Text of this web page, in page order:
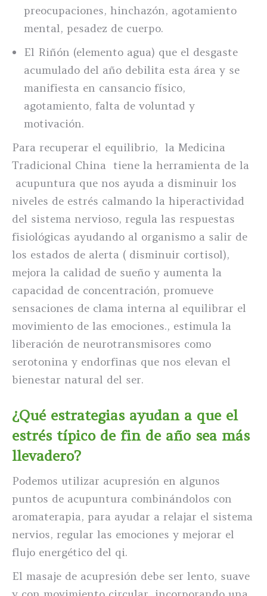
preocupaciones, hinchazón, agotamiento
mental, pesadez de cuerpo.
El Riñón (elemento agua) que el desgaste
acumulado del año debilita esta área y se
manifiesta en cansancio físico,
agotamiento, falta de voluntad y
motivación.
Para recuperar el equilibrio, la Medicina
Tradicional China tiene la herramienta de la
acupuntura que nos ayuda a disminuir los
niveles de estrés calmando la hiperactividad
del sistema nervioso, regula las respuestas
fisiológicas ayudando al organismo a salir de
los estados de alerta ( disminuir cortisol),
mejora la calidad de sueño y aumenta la
capacidad de concentración, promueve
sensaciones de clama interna al equilibrar el
movimiento de las emociones., estimula la
liberación de neurotransmisores como
serotonina y endorfinas que nos elevan el
bienestar natural del ser.
¿Qué estrategias ayudan a que el
estrés típico de fin de año sea más
llevadero?
Podemos utilizar acupresión en algunos
puntos de acupuntura combinándolos con
aromaterapia, para ayudar a relajar el sistema
nervios, regular las emociones y mejorar el
flujo energético del qi.
El masaje de acupresión debe ser lento, suave